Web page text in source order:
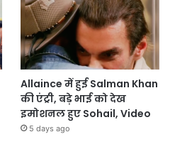
Allaince में हुई Salman Khan
की एंट्री, बड़े भाई को देख
इमोशनल हुए Sohail, Video
5 days ago